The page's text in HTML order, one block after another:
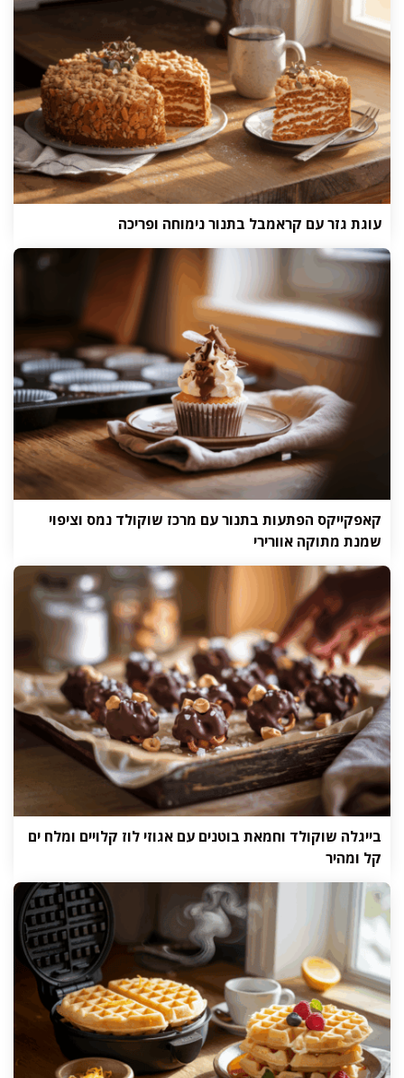
עוגת גזר עם קראמבל בתנור נימוחה ופריכה
קאפקייקס הפתעות בתנור עם מרכז שוקולד נמס וציפוי
שמנת מתוקה אוורירי
בייגלה שוקולד וחמאת בוטנים עם אגוזי לוז קלויים ומלח ים
קל ומהיר